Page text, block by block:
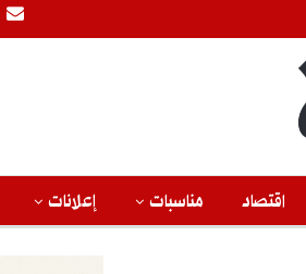
اقتصاد مناسبات إعلانات